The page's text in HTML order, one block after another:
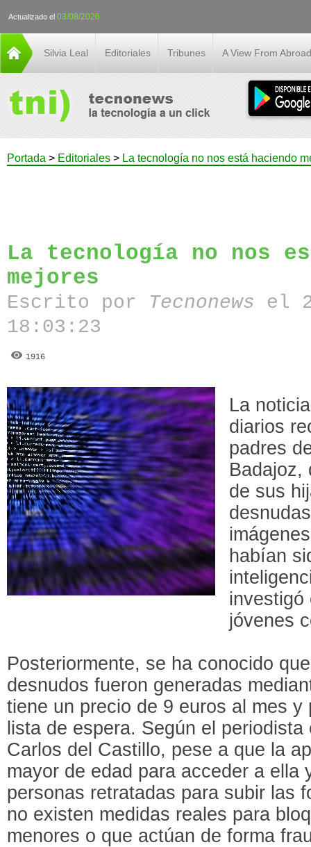
Actualizado el 03/08/2026
Silvia Leal Editoriales Tribunes A View From Abroad
Portada > Editoriales > La tecnología no nos está haciendo
La tecnología no nos
mejores
Escrito por Tecnonews el
18:03:23
1916
La
diarios
padres
Badajoz,
de sus
habían
investigó
jóvenes
Posteriormente, se ha conocido
desnudos fueron generadas
tiene un precio de 9 euros al mes
lista de espera. Según el
Carlos del Castillo, pese a que la
mayor de edad para acceder a ella
personas retratadas para subir las
no existen medidas reales para
menores o que actúan de forma